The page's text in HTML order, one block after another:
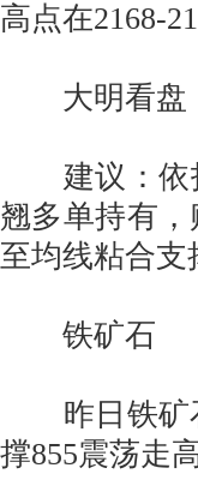
高点在2168-
大明看盘
建议：依托
翘多单持有
至均线粘合支
铁矿石
昨日铁矿石
撑855震荡走